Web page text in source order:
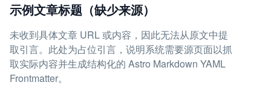
示例文章标题（缺少来源）
未收到具体文章 URL 或内容，因此无法从原文中提
取引言。此处为占位引言，说明系统需要源页面以抓
取实际内容并生成结构化的 Astro Markdown YAML
Frontmatter。